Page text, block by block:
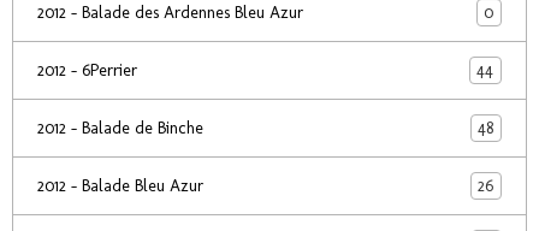
2012 - Balade des Ardennes Bleu Azur 0
2012 - 6Perrier 44
2012 - Balade de Binche 48
2012 - Balade Bleu Azur 26